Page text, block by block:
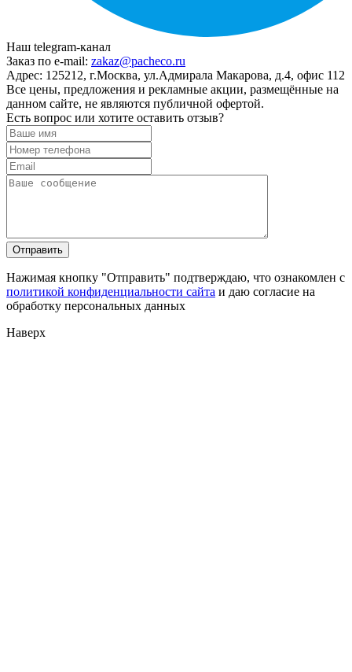
Наш telegram-канал
Заказ по e-mail: zakaz@pacheco.ru
Адрес: 125212, г.Москва, ул.Адмирала Макарова, д.4, офис 112
Все цены, предложения и рекламные акции, размещённые на
данном сайте, не являются публичной офертой.
Есть вопрос или хотите оставить отзыв?
Нажимая кнопку "Отправить" подтверждаю, что ознакомлен с
политикой конфиденциальности сайта и даю согласие на
обработку персональных данных
Наверх